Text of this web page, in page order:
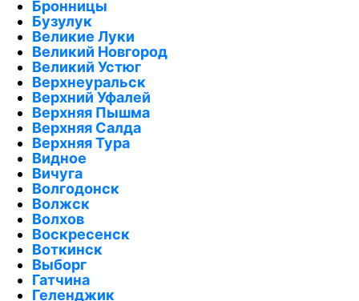
Бронницы
Бузулук
Великие Луки
Великий Новгород
Великий Устюг
Верхнеуральск
Верхний Уфалей
Верхняя Пышма
Верхняя Салда
Верхняя Тура
Видное
Вичуга
Волгодонск
Волжск
Волхов
Воскресенск
Воткинск
Выборг
Гатчина
Геленджик